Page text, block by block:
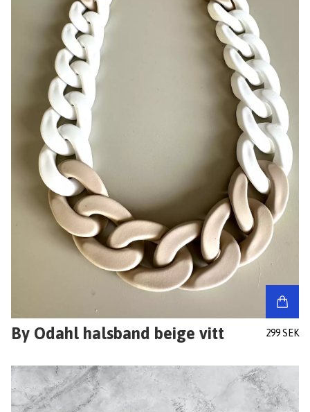
By Odahl halsband beige vitt 299 SEK